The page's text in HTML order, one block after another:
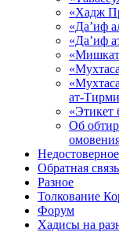
«Хадж
«Да’иф
«Да’иф
ат-
«Этикет
Об
Обратная связь
Разное
Толкование
Форум
Хадисы на